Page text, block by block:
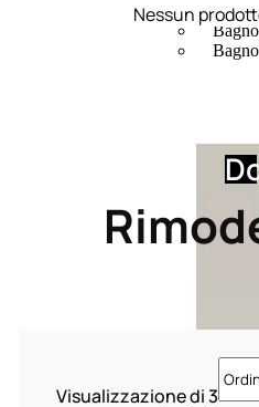
Nessun
Visualizzazione di 3